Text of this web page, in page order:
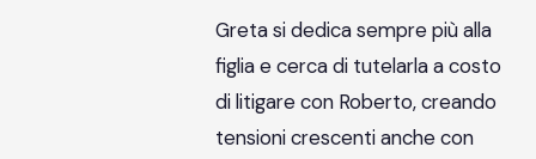
Greta si dedica sempre più alla
figlia e cerca di tutelarla a costo
di litigare con Roberto, creando
tensioni crescenti anche con